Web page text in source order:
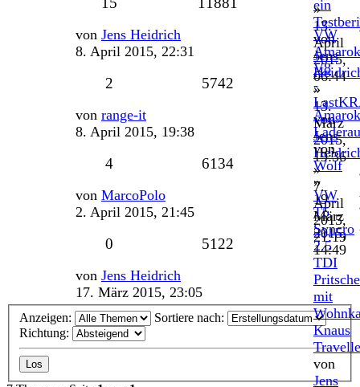
»
13.
April
2015,
06:44
ein
von
Jens
»
13.
März
2015,
19:36
Letzter
Beitrag
von Jens Heidrich
8. April 2015, 22:31
VW
Amarok
V8
-
von
Jens
»
7.
April
2015,
21:19
2 5742
Letzter
Beitrag
von range-it
8. April 2015, 19:38
Amarok
von
Wolf
»
19.
März
2015,
14:49
4Antworten 6134Zugriffe
Letzter
Beitrag
von MarcoPolo
2. April 2015, 21:45
VW
T5
Syncro
2.5
TDI
Pritsche
mit
Knaus
von
Jens
0 5122
Letzter
Beitrag
von Jens Heidrich
17. März 2015, 23:05
Anzeigen:
Sortiere nach:
Richtung: